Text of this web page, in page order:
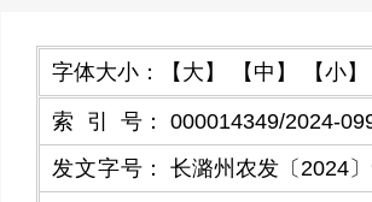
字体大小： 【大】 【中】 【小】
索引号 ：
000014349/2024-
发文字号 ： 长潞州农发〔2024